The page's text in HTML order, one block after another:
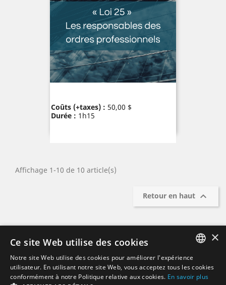
Prix
Coûts (+taxes) : 50,00 $
Durée : 1h15
Affichage 1-10 de 10 article(s)
Retour en haut 
Déclaration de
confidentialité et
conditions
FRENCH
ENGLISH
×
Ce site Web utilise des cookies
Notre site Web utilise des cookies pour améliorer l'expérience
utilisateur. En utilisant notre site Web, vous acceptez tous les cookies
conformément à notre Politique relative aux cookies. En savoir plus